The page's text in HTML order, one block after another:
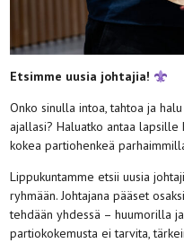
Etsimme uusia johtajia!
Onko sinulla intoa, tahtoa ja
ajallasi? Haluatko antaa lapsille
kokea partiohenkeä
Lippukuntamme etsii uusia
ryhmään. Johtajana pääset
tehdään yhdessä – huumorilla
partiokokemusta ei tarvita,